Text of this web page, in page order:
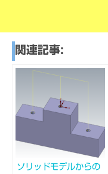
関連記事:
ソリッドモデルからの